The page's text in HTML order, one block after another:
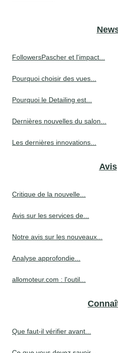
FollowersPascher et l'impact...
Pourquoi choisir des vues...
Pourquoi le Detailing est...
Dernières nouvelles du salon...
Les dernières innovations...
Avis
Critique de la nouvelle...
Avis sur les services de...
Notre avis sur les nouveaux...
Analyse approfondie...
allomoteur.com : l'outil...
Que faut-il vérifier avant...